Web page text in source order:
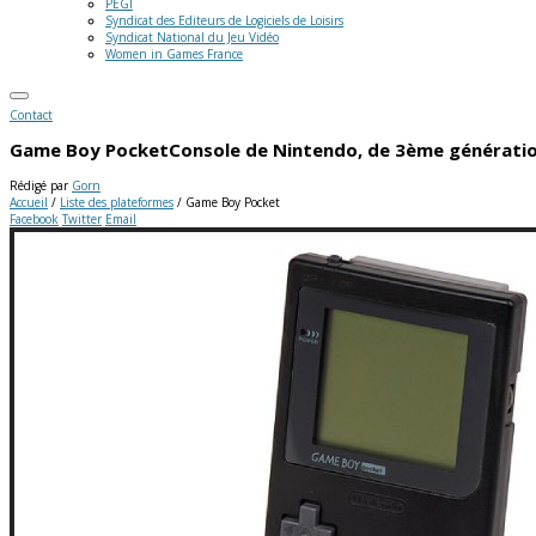
PEGI
Syndicat des Editeurs de Logiciels de Loisirs
Syndicat National du Jeu Vidéo
Women in Games France
Contact
Game Boy PocketConsole de Nintendo, de 3ème
Rédigé par Gorn
Accueil / Liste des plateformes / Game Boy Pocket
Facebook Twitter Email